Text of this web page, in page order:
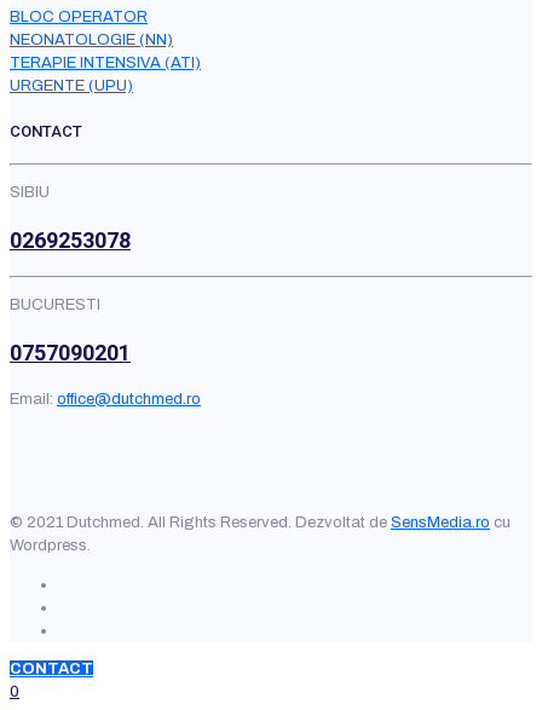
BLOC OPERATOR
NEONATOLOGIE (NN)
TERAPIE INTENSIVA (ATI)
URGENTE (UPU)
CONTACT
SIBIU
0269253078
BUCURESTI
0757090201
Email: office@dutchmed.ro
© 2021 Dutchmed. All Rights Reserved. Dezvoltat de SensMedia.ro cu
Wordpress.
CONTACT
0